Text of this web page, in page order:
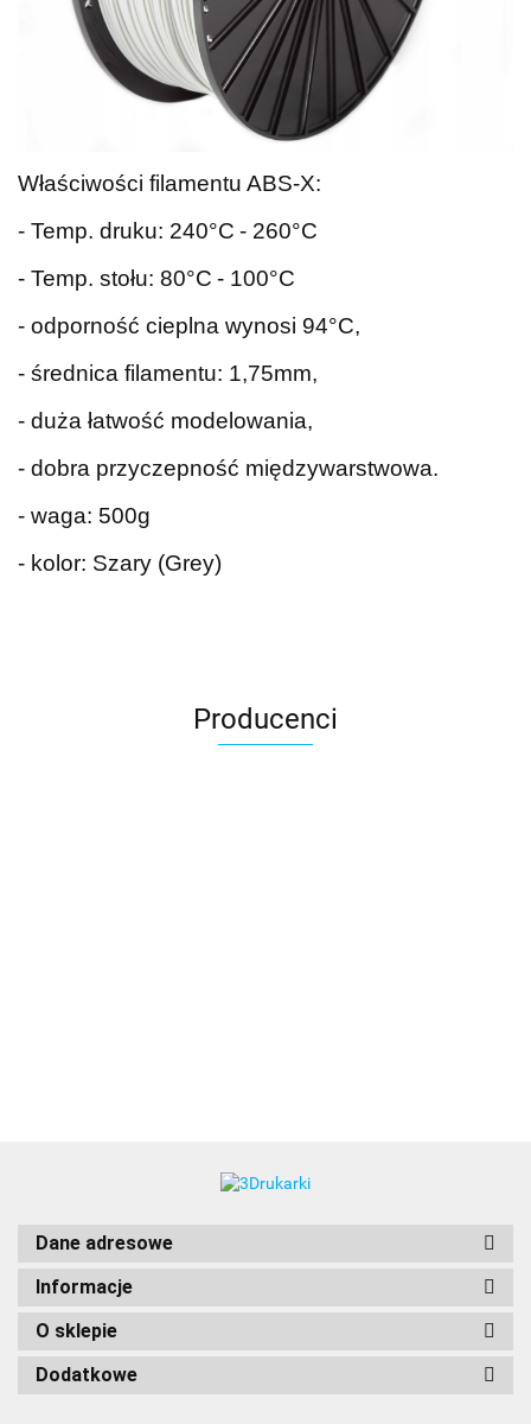
Właściwości filamentu ABS-X:
- Temp. druku: 240°C - 260°C
- Temp. stołu: 80°C - 100°C
- odporność cieplna wynosi 94°C,
- średnica filamentu: 1,75mm,
- duża łatwość modelowania,
- dobra przyczepność międzywarstwowa.
- waga: 500g
- kolor: Szary (Grey)
Producenci
Dane adresowe
Informacje
O sklepie
Dodatkowe